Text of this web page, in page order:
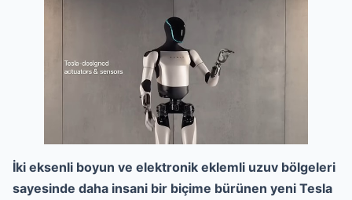
İki eksenli boyun ve elektronik eklemli uzuv bölgeleri
sayesinde daha insani bir biçime bürünen yeni Tesla